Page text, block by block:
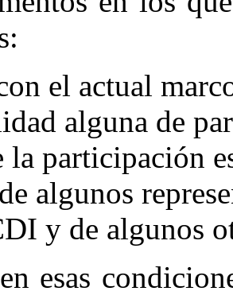
el actual
alguna de
la participación
algunos
y de algunos
esas